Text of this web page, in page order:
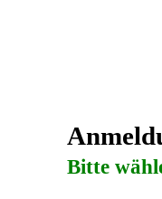
Bitte